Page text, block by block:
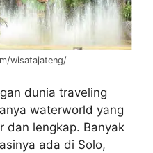
wisatajateng/
dunia traveling
waterworld yang
dan lengkap. Banyak
ada di Solo,